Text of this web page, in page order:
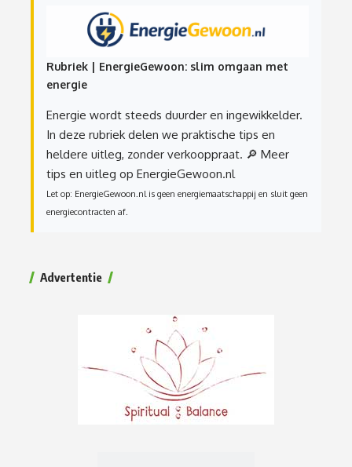
Rubriek | EnergieGewoon: slim omgaan met
energie
Energie wordt steeds duurder en ingewikkelder.
In deze rubriek delen we praktische tips en
heldere uitleg, zonder verkooppraat. 🔎 Meer
tips en uitleg op EnergieGewoon.nl
Let op: EnergieGewoon.nl is geen energiemaatschappij en sluit geen
energiecontracten af.
Advertentie